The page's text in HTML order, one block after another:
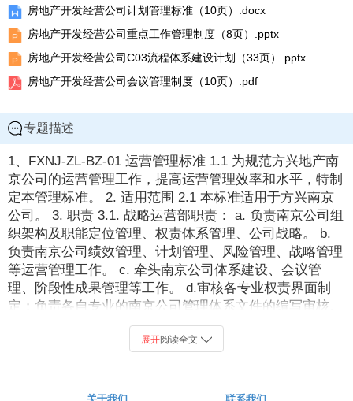
房地产开发经营公司计划管理标准（10页）.docx
房地产开发经营公司重点工作管理制度（8页）.pptx
房地产开发经营公司C03流程体系建设计划（33页）.pptx
房地产开发经营公司会议管理制度（10页）.pdf
专题描述
1、FXNJ-ZL-BZ-01 运营管理标准 1.1 为规范方兴地产南
京公司的运营管理工作，提高运营管理效率和水平，特制
定本管理标准。 2. 适用范围 2.1 本标准适用于方兴南京
公司。 3. 职责 3.1. 战略运营部职责： a. 负责南京公司组
织架构及职能定位管理、权责体系管理、公司战略。 b.
负责南京公司绩效管理、计划管理、风险管理、战略管理
等运营管理工作。 c. 牵头南京公司体系建设、会议管
理、阶段性成果管理等工作。 d.审核各专业权责界面制
定；负责各自专业的南京公司管理体系文件的编写审核。
b. 负责各自专业进度管理工作。 4. 管理规程 4.1 运营。
2、FXCSFXCS- -XZXZ- -1515 风险风险管理标准管理标
（以下简称“公司” ）风险管理工作，提高经营质量，促进
展开阅读全文